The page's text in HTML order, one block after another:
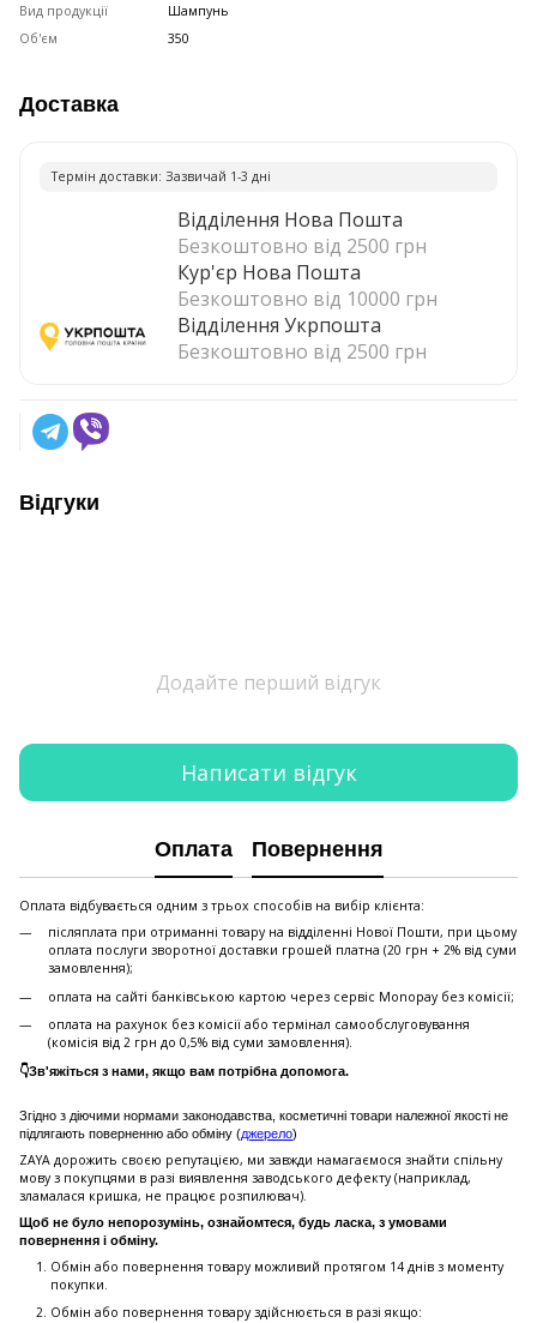
Вид продукції
Шампунь
Об'єм
350
Доставка
Термiн доставки: Зазвичай 1-3 днi
Відділення Нова Пошта
Безкоштовно від 2500 грн
Кур'єр Нова Пошта
Безкоштовно від 10000 грн
Відділення Укрпошта
Безкоштовно від 2500 грн
Відгуки
Додайте перший відгук
Написати відгук
Оплата Повернення
Оплата відбувається одним з трьох способів на вибір клієнта:
післяплата при отриманні товару на відділенні Нової Пошти, при цьому
оплата послуги зворотної доставки грошей платна (20 грн + 2% від суми
замовлення);
оплата на сайті банківською картою через сервіс Monopay без комісії;
оплата на рахунок без комісії або термінал самообслуговування
(комісія від 2 грн до 0,5% від суми замовлення).
👇Зв'яжіться з нами, якщо вам потрібна допомога.
Згідно з діючими нормами законодавства, косметичні товари належної якості не
підлягають поверненню або обміну (джерело)
ZAYA дорожить своєю репутацією, ми завжди намагаємося знайти спільну
мову з покупцями в разі виявлення заводського дефекту (наприклад,
зламалася кришка, не працює розпилювач).
Щоб не було непорозумінь, ознайомтеся, будь ласка, з умовами
повернення і обміну.
Обмін або повернення товару можливий протягом 14 днів з моменту
покупки.
Обмiн або повернення товару здійснюється в разі якщо: